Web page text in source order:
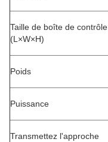
Taille de boîte de contrôle
(L×W×H)
Poids
Puissance
Transmettez l'approche